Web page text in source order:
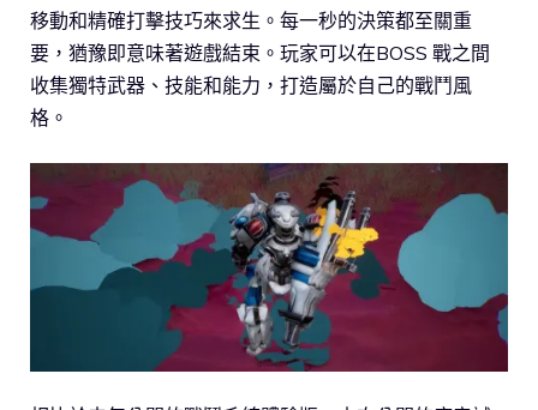
移動和精確打擊技巧來求生。每一秒的決策都至關重
要，猶豫即意味著遊戲結束。玩家可以在BOSS 戰之間
收集獨特武器、技能和能力，打造屬於自己的戰鬥風
格。